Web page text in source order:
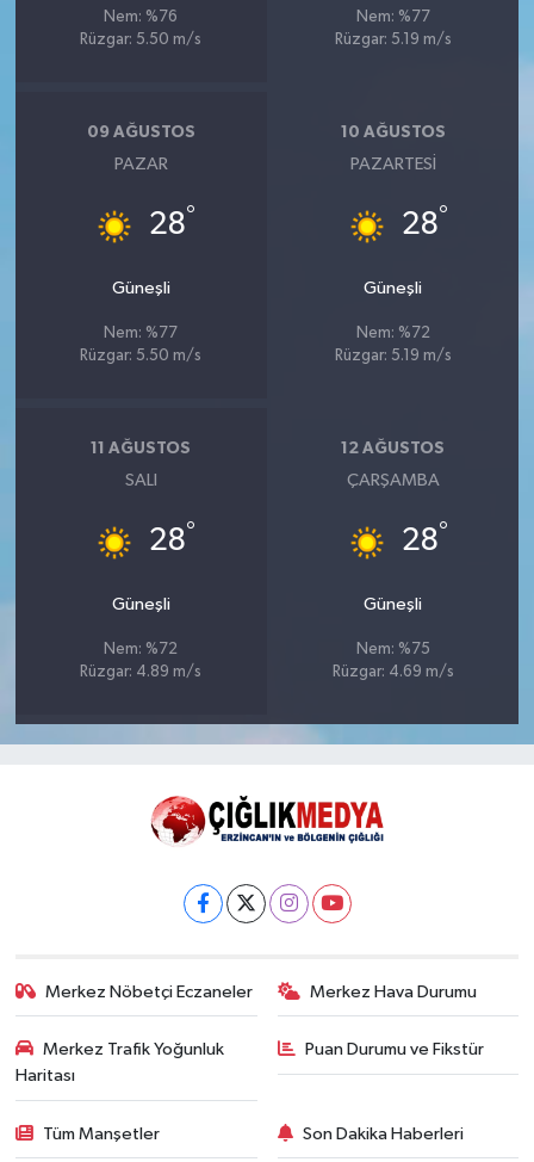
Nem: %76
Rüzgar: 5.50 m/s
Nem: %77
Rüzgar: 5.19 m/s
09 AĞUSTOS
PAZAR
28°
Güneşli
Nem: %77
Rüzgar: 5.50 m/s
10 AĞUSTOS
PAZARTESI
28°
Güneşli
Nem: %72
Rüzgar: 5.19 m/s
11 AĞUSTOS
SALI
28°
Güneşli
Nem: %72
Rüzgar: 4.89 m/s
12 AĞUSTOS
ÇARŞAMBA
28°
Güneşli
Nem: %75
Rüzgar: 4.69 m/s
Merkez Nöbetçi Eczaneler Merkez Hava Durumu
Merkez Trafik Yoğunluk
Haritası
Puan Durumu ve Fikstür
Tüm Manşetler Son Dakika Haberleri